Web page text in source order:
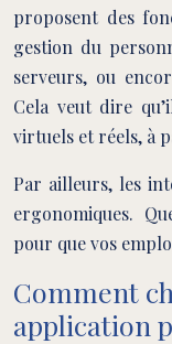
proposent des
gestion du
serveurs, ou
Cela veut dire
virtuels et réels, à
Par ailleurs, les
ergonomiques.
pour que vos
Comment
application